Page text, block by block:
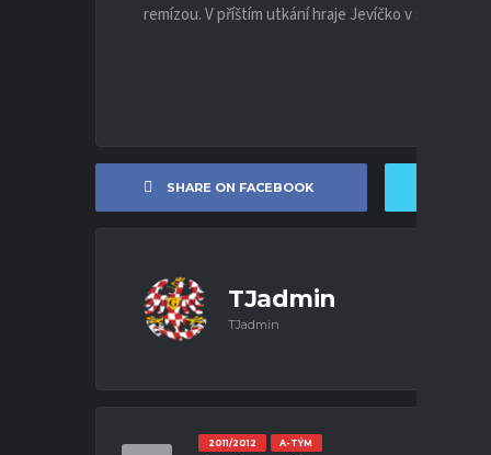
remízou. V příštím utkání hraje Jevíčko v sobotu
SHARE ON FACEBOOK
TJadmin
TJadmin
2011/2012 A-TÝM